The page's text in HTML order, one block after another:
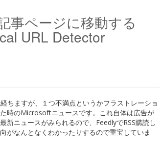
事ページに移動する
URL Detector
ちますが、１つ不満点というかフラストレーショ
時のMicrosoftニュースです。これ自体は広告が
新ニュースがみられるので、FeedlyでRSS購読し
がなんとなくわかったりするので重宝していま